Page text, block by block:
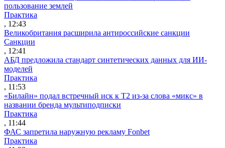
пользование землей
Практика
, 12:43
Великобритания расширила антироссийские санкции
Санкции
, 12:41
АБД предложила стандарт синтетических данных для ИИ-
моделей
Практика
, 11:53
«Билайн» подал встречный иск к Т2 из-за слова «микс» в
названии бренда мультиподписки
Практика
, 11:44
ФАС запретила наружную рекламу Fonbet
Практика